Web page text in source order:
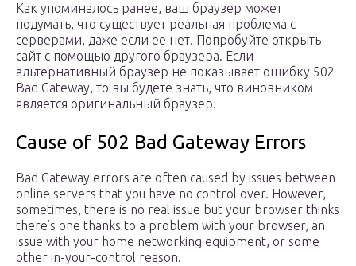
Как упоминалось ранее, ваш браузер может
подумать, что существует реальная проблема с
серверами, даже если ее нет. Попробуйте открыть
сайт с помощью другого браузера. Если
альтернативный браузер не показывает ошибку 502
Bad Gateway, то вы будете знать, что виновником
является оригинальный браузер.
Cause of 502 Bad Gateway Errors
Bad Gateway errors are often caused by issues between
online servers that you have no control over. However,
sometimes, there is no real issue but your browser thinks
there’s one thanks to a problem with your browser, an
issue with your home networking equipment, or some
other in-your-control reason.